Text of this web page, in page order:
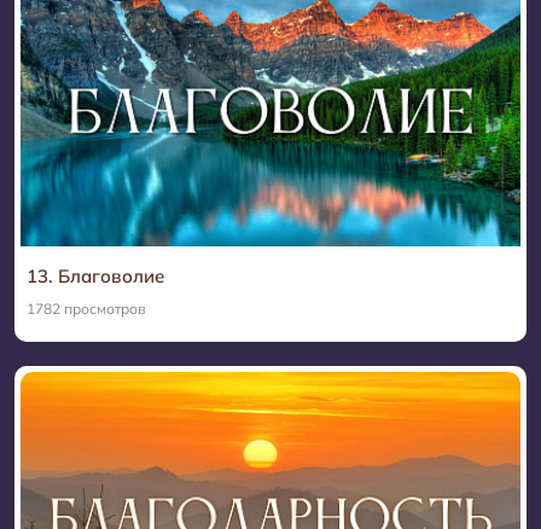
13. Благоволие
1782 просмотров